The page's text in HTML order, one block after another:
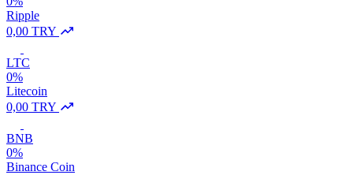
Ripple
0,00 TRY
LTC
0%
Litecoin
0,00 TRY
BNB
0%
Binance Coin